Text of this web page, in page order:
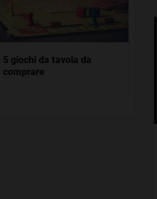
5 giochi da tavola da
comprare